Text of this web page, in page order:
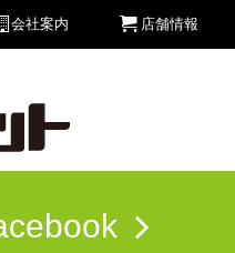
会社案内 店舗情報